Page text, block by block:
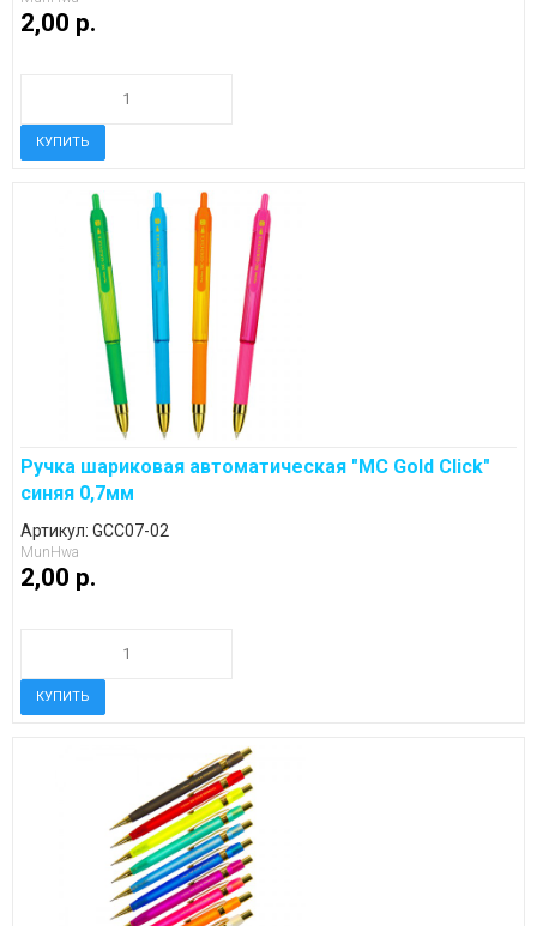
2,00 p.
Ручка шариковая автоматическая "MC Gold Click"
синяя 0,7мм
Артикул: GCC07-02
MunHwa
2,00 p.